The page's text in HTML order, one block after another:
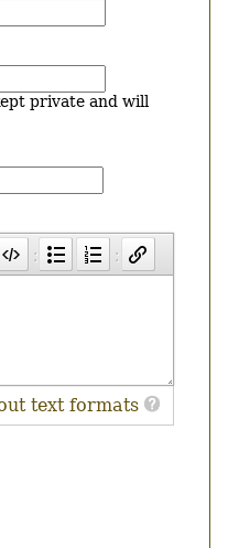
private and will
text formats